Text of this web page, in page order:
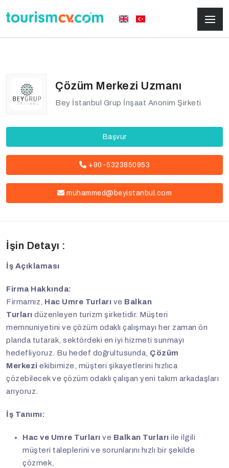
Çözüm Merkezi Uzmanı
Bey İstanbul Grup İnşaat Anonim Şirketi
Başvur
+90-5323850953
muhammed@beyistanbul.com
İşin Detayı :
İş Açıklaması
Firma Hakkında:
Firmamız, Hac Umre Turları ve Balkan
Turları düzenleyen turizm şirketidir. Müşteri
memnuniyetini ve çözüm odaklı çalışmayı her zaman ön
planda tutarak, sektördeki en iyi hizmeti sunmayı
hedefliyoruz. Bu hedef doğrultusunda, Çözüm
Merkezi ekibimize, müşteri şikayetlerini hızlıca
çözebilecek ve çözüm odaklı çalışan yeni takım arkadaşları
arıyoruz.
İş Tanımı:
Hac ve Umre Turları ve Balkan Turları ile ilgili
müşteri taleplerini ve sorunlarını hızlı bir şekilde
çözmek,